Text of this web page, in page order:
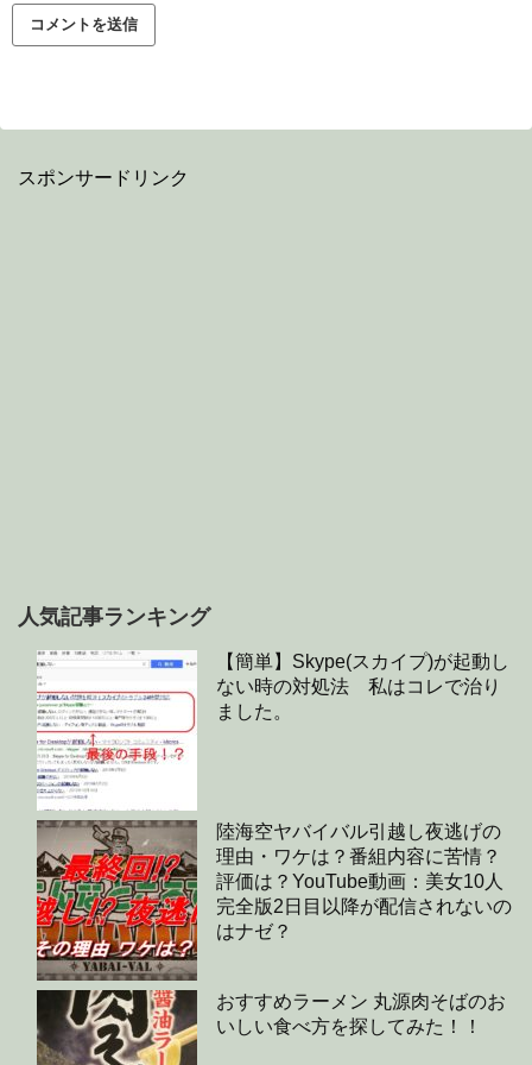
スポンサードリンク
人気記事ランキング
【簡単】Skype(スカイプ)が起動し
ない時の対処法 私はコレで治り
ました。
陸海空ヤバイバル引越し夜逃げの
理由・ワケは？番組内容に苦情？
評価は？YouTube動画：美女10人
完全版2日目以降が配信されないの
はナゼ？
おすすめラーメン 丸源肉そばのお
いしい食べ方を探してみた！！